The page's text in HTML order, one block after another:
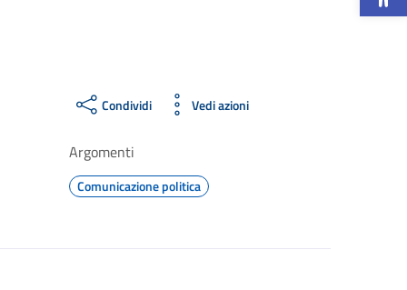
Condividi Vedi azioni
Argomenti
Comunicazione politica